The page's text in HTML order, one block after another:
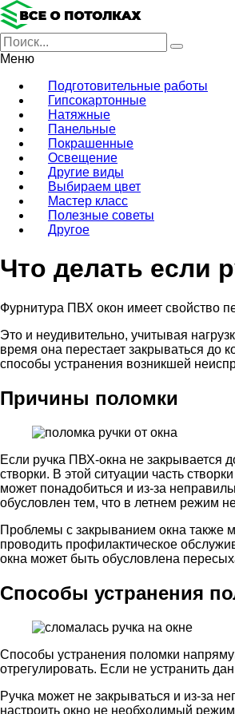
Меню
Подготовительные работы
Гипсокартонные
Натяжные
Панельные
Покрашенные
Освещение
Другие виды
Выбираем цвет
Мастер класс
Полезные советы
Другое
Что делать если
Фурнитура ПВХ окон имеет свойство
Это и неудивительно, учитывая
время она перестает закрываться до
способы устранения возникшей
Причины поломки
Если ручка ПВХ-окна не закрывается
створки. В этой ситуации часть
может понадобиться и из-за
обусловлен тем, что в летнем режим
Проблемы с закрыванием окна также
проводить профилактическое
окна может быть обусловлена
Способы устранения
Способы устранения поломки
отрегулировать. Если не устранить
Ручка может не закрываться и из-за
настроить окно не необходимый